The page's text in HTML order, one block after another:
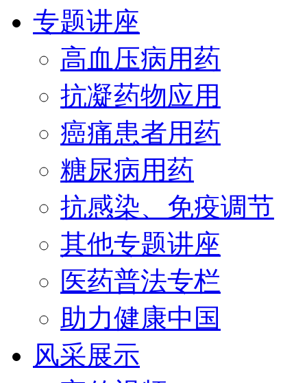
专题讲座
高血压病用药
抗凝药物应用
癌痛患者用药
糖尿病用药
抗感染、免疫调节
其他专题讲座
医药普法专栏
助力健康中国
风采展示